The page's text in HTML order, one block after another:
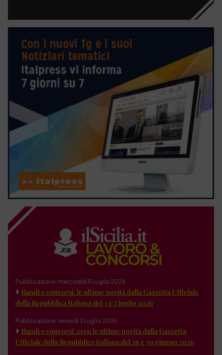
Pubblicazione: mercoledì 8 Luglio 2026
Bandi e concorsi: le ultime novità dalla Gazzetta Ufficiale
della Repubblica Italiana del 3 e 7 luglio 2026
Pubblicazione: venerdì 3 Luglio 2026
Bandi e concorsi: ecco le ultime novità dalla Gazzetta
Ufficiale della Repubblica Italiana del 26 e 30 giugno 2026